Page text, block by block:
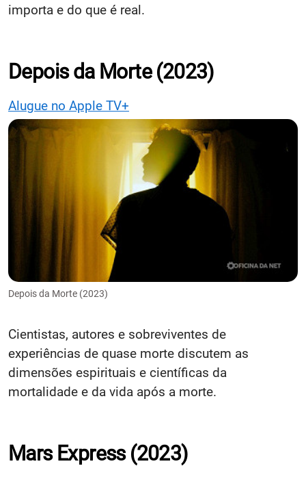
importa e do que é real.
Depois da Morte (2023)
Alugue no Apple TV+
Depois da Morte (2023)
Cientistas, autores e sobreviventes de
experiências de quase morte discutem as
dimensões espirituais e científicas da
mortalidade e da vida após a morte.
Mars Express (2023)